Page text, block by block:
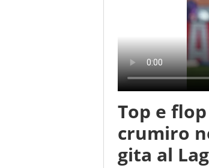
Top e
crumiro
gita al